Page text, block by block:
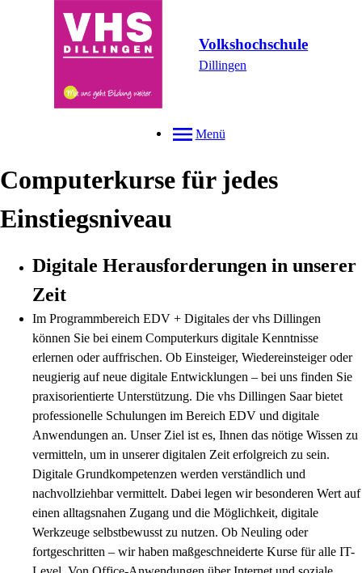
Volkshochschule
Dillingen
Menü
Computerkurse für jedes
Einstiegsniveau
Digitale Herausforderungen in unserer
Zeit
Im Programmbereich EDV + Digitales der vhs Dillingen
können Sie bei einem Computerkurs digitale Kenntnisse
erlernen oder auffrischen. Ob Einsteiger, Wiedereinsteiger oder
neugierig auf neue digitale Entwicklungen – bei uns finden Sie
praxisorientierte Unterstützung. Die vhs Dillingen Saar bietet
professionelle Schulungen im Bereich EDV und digitale
Anwendungen an. Unser Ziel ist es, Ihnen das nötige Wissen zu
vermitteln, um in unserer digitalen Zeit erfolgreich zu sein.
Digitale Grundkompetenzen werden verständlich und
nachvollziehbar vermittelt. Dabei legen wir besonderen Wert auf
einen alltagsnahen Zugang und die Möglichkeit, digitale
Werkzeuge selbstbewusst zu nutzen. Ob Neuling oder
fortgeschritten – wir haben maßgeschneiderte Kurse für alle IT-